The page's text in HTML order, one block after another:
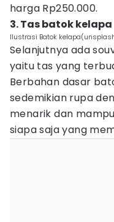
harga Rp250.000.
3. Tas batok kelapa
Ilustrasi Batok
Selanjutnya ada
yaitu tas yang
Berbahan dasar
sedemikian rupa
menarik dan
siapa saja yang